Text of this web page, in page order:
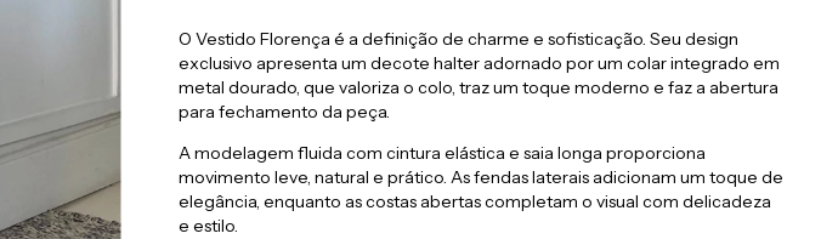
O Vestido Florença é a definição de charme e sofisticação. Seu design
exclusivo apresenta um decote halter adornado por um colar integrado em
metal dourado, que valoriza o colo, traz um toque moderno e faz a abertura
para fechamento da peça.
A modelagem fluida com cintura elástica e saia longa proporciona
movimento leve, natural e prático. As fendas laterais adicionam um toque de
elegância, enquanto as costas abertas completam o visual com delicadeza
e estilo.